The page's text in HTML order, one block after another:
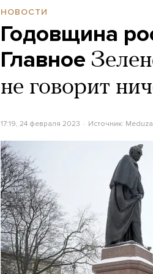
НОВОСТИ
Годовщина
Главное
не говорит
17:19, 24 февраля 2023 Источник: Meduza